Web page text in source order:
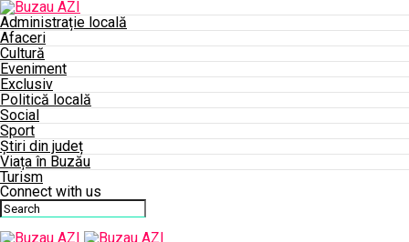
Administrație locală
Afaceri
Cultură
Eveniment
Exclusiv
Politică locală
Social
Sport
Știri din județ
Viața în Buzău
Turism
Connect with us